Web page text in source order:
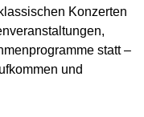
Konzerten
statt –
und